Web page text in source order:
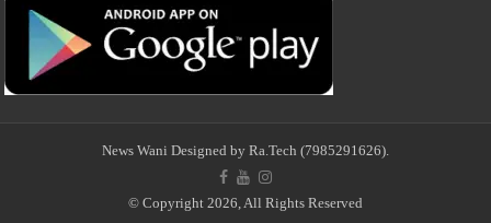
News Wani Designed by Ra.Tech (7985291626)
© Copyright 2026, All Rights Reserved